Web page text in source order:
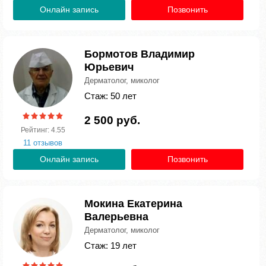
Онлайн запись Позвонить
Рейтинг: 4.55
11 отзывов
Бормотов Владимир
Юрьевич
Дерматолог, миколог
Стаж: 50 лет
2 500 руб.
Онлайн запись Позвонить
Мокина Екатерина
Валерьевна
Дерматолог, миколог
Стаж: 19 лет